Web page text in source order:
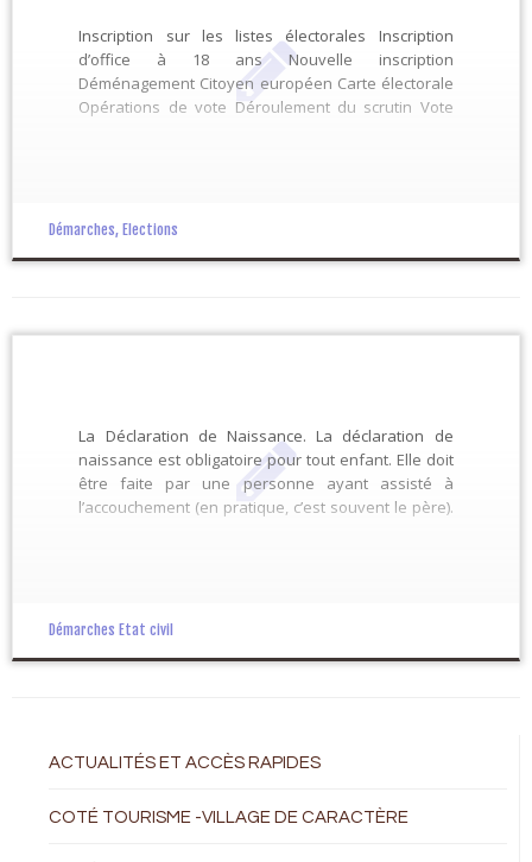
Inscription sur les listes électorales Inscription
d’office à 18 ans Nouvelle inscription
Déménagement Citoyen européen Carte électorale
Opérations de vote Déroulement du scrutin Vote
Démarches, Elections
La Déclaration de Naissance. La déclaration de
naissance est obligatoire pour tout enfant. Elle doit
être faite par une personne ayant assisté à
l’accouchement (en pratique, c’est souvent le père).
Démarches Etat civil
ACTUALITÉS ET ACCÈS RAPIDES
COTÉ TOURISME -VILLAGE DE CARACTÈRE